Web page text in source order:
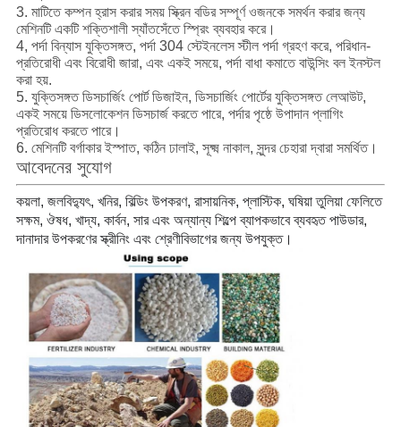
3. মাটিতে কম্পন হ্রাস করার সময় স্ক্রিন বডির সম্পূর্ণ ওজনকে সমর্থন করার জন্য
মেশিনটি একটি শক্তিশালী স্যাঁতসেঁতে স্প্রিং ব্যবহার করে।
4, পর্দা বিন্যাস যুক্তিসঙ্গত, পর্দা 304 স্টেইনলেস স্টীল পর্দা গ্রহণ করে, পরিধান-
প্রতিরোধী এবং বিরোধী জারা, এবং একই সময়ে, পর্দা বাধা কমাতে বাউন্সিং বল ইনস্টল
করা হয়.
5. যুক্তিসঙ্গত ডিসচার্জিং পোর্ট ডিজাইন, ডিসচার্জিং পোর্টের যুক্তিসঙ্গত লেআউট,
একই সময়ে ডিসলোকেশন ডিসচার্জ করতে পারে, পর্দার পৃষ্ঠে উপাদান প্লাগিং
প্রতিরোধ করতে পারে।
6. মেশিনটি বর্গাকার ইস্পাত, কঠিন ঢালাই, সূক্ষ্ম নাকাল, সুন্দর চেহারা দ্বারা সমর্থিত।
আবেদনের সুযোগ
কয়লা, জলবিদ্যুৎ, খনির, বিল্ডিং উপকরণ, রাসায়নিক, প্লাস্টিক, ঘষিয়া তুলিয়া ফেলিতে
সক্ষম, ঔষধ, খাদ্য, কার্বন, সার এবং অন্যান্য শিল্পে ব্যাপকভাবে ব্যবহৃত পাউডার,
দানাদার উপকরণের স্ক্রীনিং এবং শ্রেণীবিভাগের জন্য উপযুক্ত।